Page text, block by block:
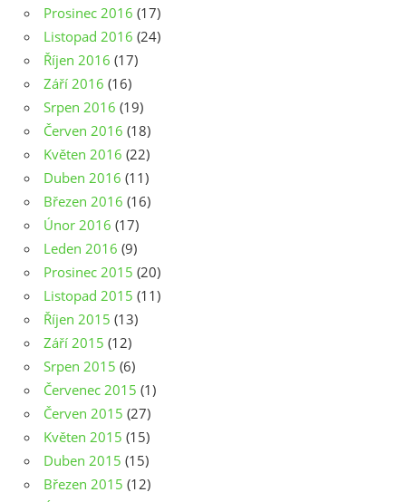
Prosinec 2016 (17)
Listopad 2016 (24)
Říjen 2016 (17)
Září 2016 (16)
Srpen 2016 (19)
Červen 2016 (18)
Květen 2016 (22)
Duben 2016 (11)
Březen 2016 (16)
Únor 2016 (17)
Leden 2016 (9)
Prosinec 2015 (20)
Listopad 2015 (11)
Říjen 2015 (13)
Září 2015 (12)
Srpen 2015 (6)
Červenec 2015 (1)
Červen 2015 (27)
Květen 2015 (15)
Duben 2015 (15)
Březen 2015 (12)